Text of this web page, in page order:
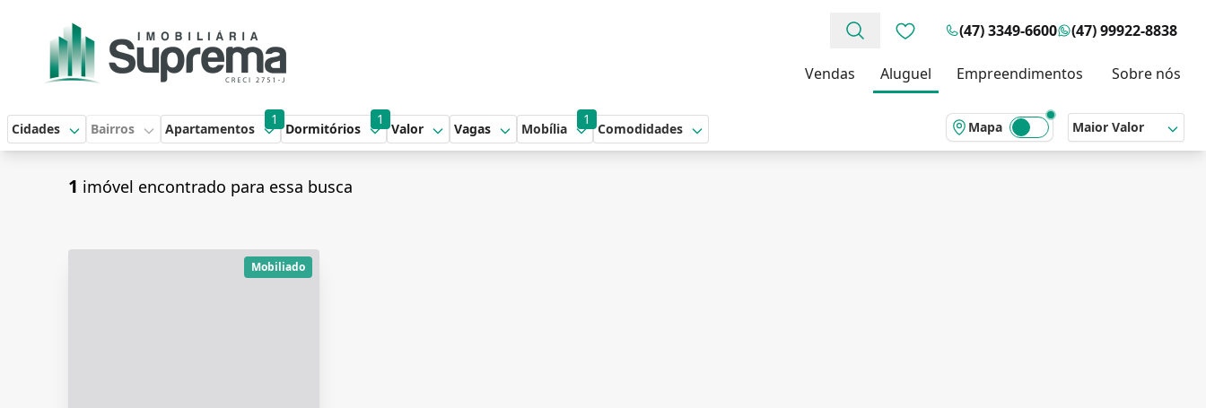
Favoritos (0 itens)
(47) 3349-6600 (47) 99922-8838
Vendas Aluguel Empreendimentos Sobre nós
Cidades Bairros
1
Apartamentos
1
Dormitórios Valor Vagas
1
Mobília Comodidades Mapa Maior Valor
1 imóvel encontrado para essa busca
Mobiliado